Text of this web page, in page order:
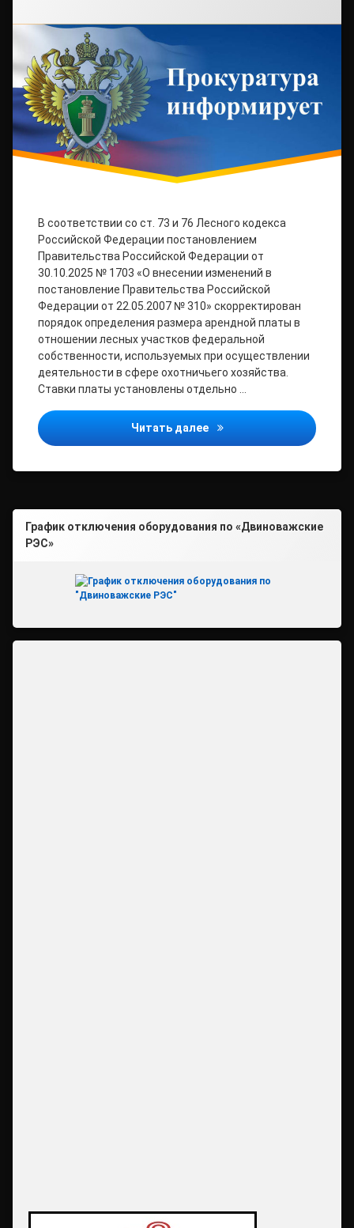
В соответствии со ст. 73 и 76 Лесного кодекса
Российской Федерации постановлением
Правительства Российской Федерации от
30.10.2025 № 1703 «О внесении изменений в
постановление Правительства Российской
Федерации от 22.05.2007 № 310» скорректирован
порядок определения размера арендной платы в
отношении лесных участков федеральной
собственности, используемых при осуществлении
деятельности в сфере охотничьего хозяйства.
Ставки платы установлены отдельно …
Читать далее Архангельская
График отключения оборудования по «Двиноважские
РЭС»